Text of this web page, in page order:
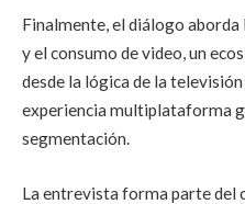
Finalmente, el diálogo
y el consumo de video, un
desde la lógica de la
experiencia multiplataforma
segmentación.
La entrevista forma parte del